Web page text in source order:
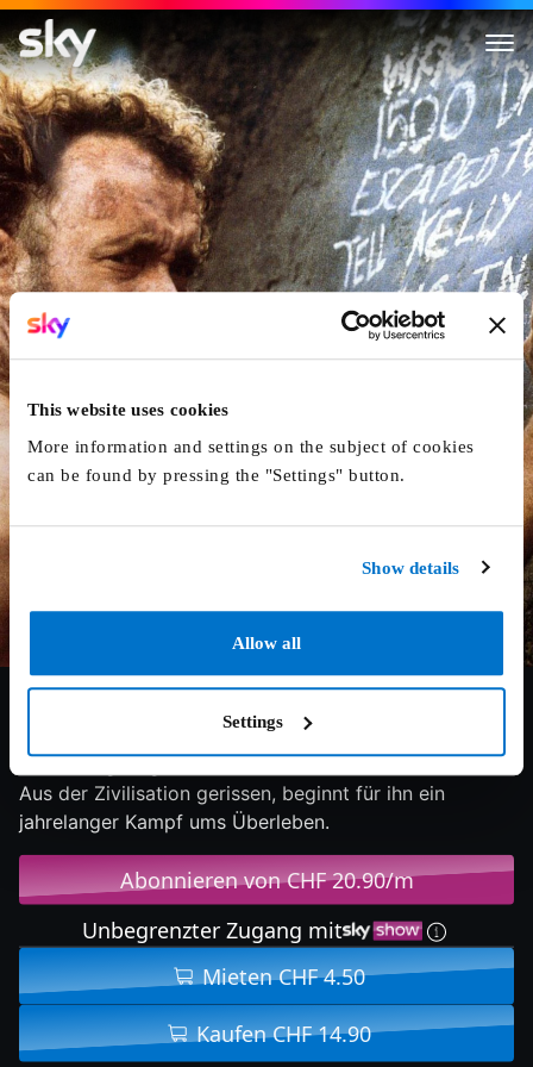
This website uses cookies
More information and settings on the subject of cookies
can be found by pressing the "Settings" button.
Show details
Allow all
Settings
Cast Away - Verschollen
7.7/10 2000 138 min Abenteuer
Kurierdienst-Manager Chuck Noland strandet nach
einem Flugzeugabsturz auf einer unbewohnten Insel.
Aus der Zivilisation gerissen, beginnt für ihn ein
jahrelanger Kampf ums Überleben.
Abonnieren von CHF 20.90/m
Unbegrenzter Zugang mit
Mieten CHF 4.50
Kaufen CHF 14.90